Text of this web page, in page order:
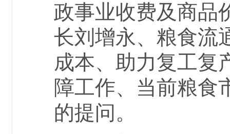
政事业收费及商品
长刘增永、粮食流
成本、助力复工复
障工作、当前粮食
的提问。